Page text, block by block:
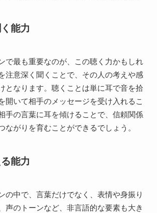
能力
で最も重要なのが、この聴く力かもしれ
注意深く聞くことで、その人の考えや感
となります。聴くことは単に耳で音を拾
開いて相手のメッセージを受け入れるこ
手の言葉に耳を傾けることで、信頼関係
ながりを育むことができるでしょう。
能力
の中で、言葉だけでなく、表情や身振り
声のトーンなど、非言語的な要素も大き